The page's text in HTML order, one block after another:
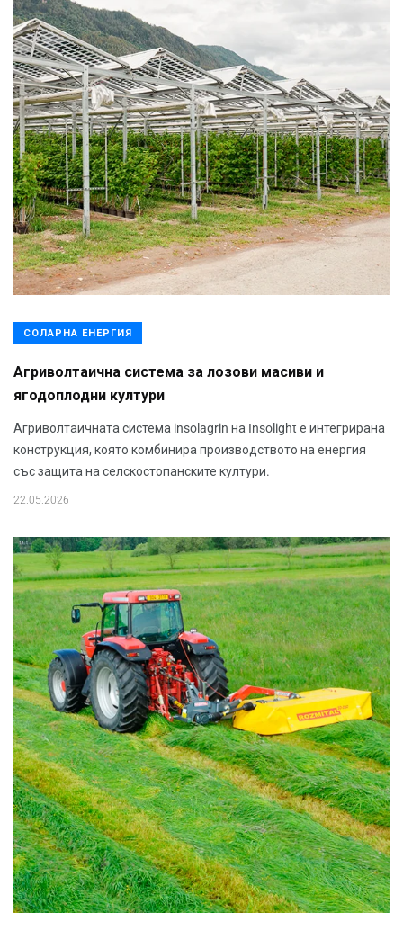
СОЛАРНА ЕНЕРГИЯ
Агриволтаична система за лозови масиви и
ягодоплодни култури
Агриволтаичната система insolagrin на Insolight е интегрирана
конструкция, която комбинира производството на енергия
със защита на селскостопанските култури.
22.05.2026